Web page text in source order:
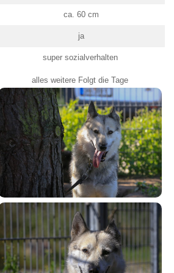
ca. 60 cm
ja
super sozialverhalten
alles weitere Folgt die Tage